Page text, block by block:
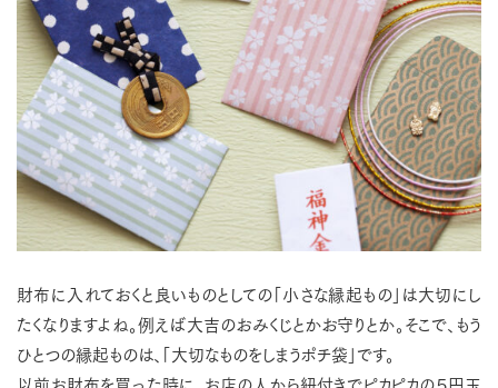
財布に入れておくと良いものとしての「小さな縁起もの」は大切にし
たくなりますよね。例えば大吉のおみくじとかお守りとか。そこで、もう
ひとつの縁起ものは、「大切なものをしまうポチ袋」です。